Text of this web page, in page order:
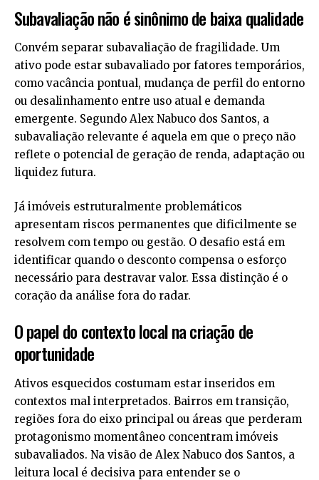
Subavaliação não é sinônimo de baixa qualidade
Convém separar subavaliação de fragilidade. Um
ativo pode estar subavaliado por fatores temporários,
como vacância pontual, mudança de perfil do entorno
ou desalinhamento entre uso atual e demanda
emergente. Segundo Alex Nabuco dos Santos, a
subavaliação relevante é aquela em que o preço não
reflete o potencial de geração de renda, adaptação ou
liquidez futura.
Já imóveis estruturalmente problemáticos
apresentam riscos permanentes que dificilmente se
resolvem com tempo ou gestão. O desafio está em
identificar quando o desconto compensa o esforço
necessário para destravar valor. Essa distinção é o
coração da análise fora do radar.
O papel do contexto local na criação de
oportunidade
Ativos esquecidos costumam estar inseridos em
contextos mal interpretados. Bairros em transição,
regiões fora do eixo principal ou áreas que perderam
protagonismo momentâneo concentram imóveis
subavaliados. Na visão de Alex Nabuco dos Santos, a
leitura local é decisiva para entender se o